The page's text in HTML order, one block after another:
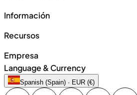
Información
Recursos
Empresa
Language & Currency
Spanish (Spain) · EUR (€)